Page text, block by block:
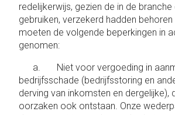
redelijkerwijs, gezien de in de branche
gebruiken, verzekerd hadden behoren
moeten de volgende beperkingen in
genomen:
a. Niet voor vergoeding in
bedrijfsschade (bedrijfsstoring en
derving van inkomsten en dergelijke),
oorzaken ook ontstaan. Onze